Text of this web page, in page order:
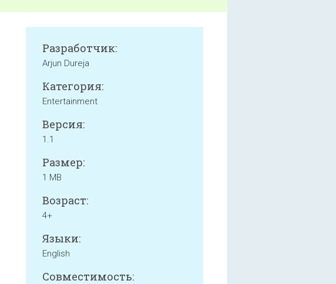
Разработчик:
Arjun Dureja
Категория:
Entertainment
Версия:
1.1
Размер:
1 MB
Возраст:
4+
Языки:
English
Совместимость: